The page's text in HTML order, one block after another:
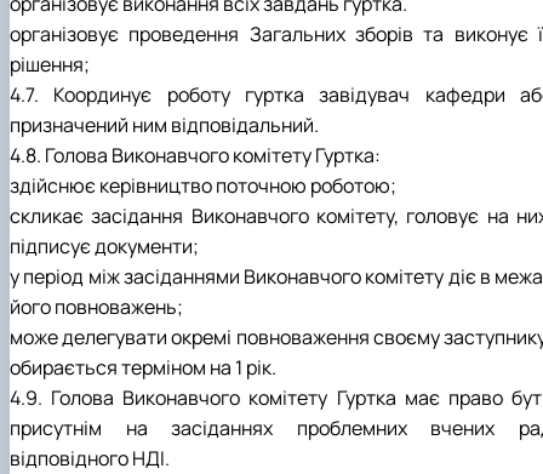
організовує проведення Загальних зборів та виконує
рішення;
4.7. Координує роботу гуртка завідувач кафедри
призначений ним відповідальний.
4.8. Голова Виконавчого комітету Гуртка:
здійснює керівництво поточною роботою;
скликає засідання Виконавчого комітету, головує на
підписує документи;
у період між засіданнями Виконавчого комітету діє в
його повноважень;
може делегувати окремі повноваження своєму
обирається терміном на 1 рік.
4.9. Голова Виконавчого комітету Гуртка має право
присутнім на засіданнях проблемних вчених
відповідного НДІ.